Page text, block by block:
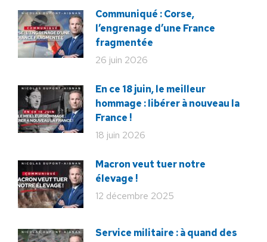
Communiqué : Corse,
l’engrenage d’une France
fragmentée
26 juin 2026
En ce 18 juin, le meilleur
hommage : libérer à nouveau la
France !
18 juin 2026
Macron veut tuer notre
élevage !
12 décembre 2025
Service militaire : à quand des